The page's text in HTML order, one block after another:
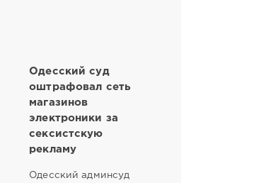
Одесский суд
оштрафовал сеть
магазинов
электроники за
сексистскую
рекламу
Одесский админсуд